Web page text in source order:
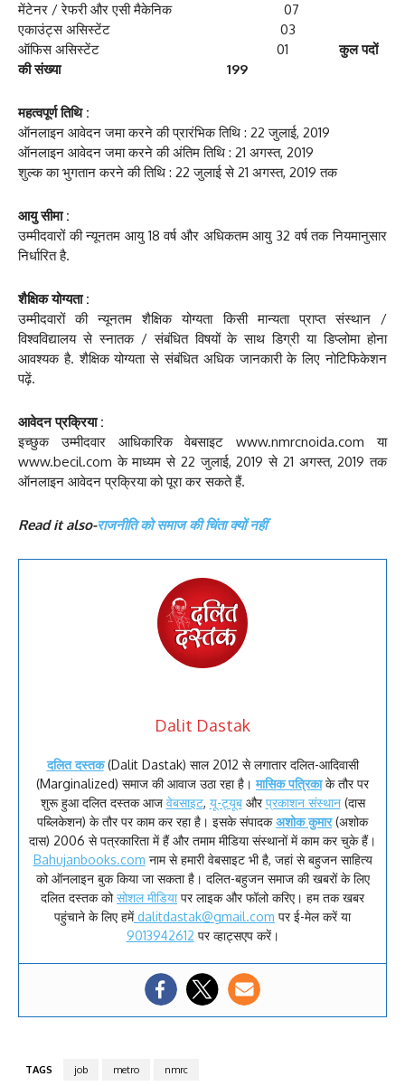
मेंटेनर / रेफरी और एसी मैकेनिक 07
एकाउंट्स असिस्टेंट 03
ऑफिस असिस्टेंट 01कुल पदों
की संख्या
199
महत्वपूर्ण तिथि :
ऑनलाइन आवेदन जमा करने की प्रारंभिक तिथि : 22 जुलाई, 2019
ऑनलाइन आवेदन जमा करने की अंतिम तिथि : 21 अगस्त, 2019
शुल्क का भुगतान करने की तिथि : 22 जुलाई से 21 अगस्त, 2019 तक
आयु सीमा :
उम्मीदवारों की न्यूनतम आयु 18 वर्ष और अधिकतम आयु 32 वर्ष तक नियमानुसार
निर्धारित है.
शैक्षिक योग्यता :
उम्मीदवारों की न्यूनतम शैक्षिक योग्यता किसी मान्यता प्राप्त संस्थान /
विश्वविद्यालय से स्नातक / संबंधित विषयों के साथ डिग्री या डिप्लोमा होना
आवश्यक है. शैक्षिक योग्यता से संबंधित अधिक जानकारी के लिए नोटिफिकेशन
पढ़ें.
आवेदन प्रक्रिया :
इच्छुक उम्मीदवार आधिकारिक वेबसाइट www.nmrcnoida.com या
www.becil.com के माध्यम से 22 जुलाई, 2019 से 21 अगस्त, 2019 तक
ऑनलाइन आवेदन प्रक्रिया को पूरा कर सकते हैं.
Read it also-राजनीति को समाज की चिंता क्यों नहीं
Dalit Dastak
दलित दस्तक (Dalit Dastak) साल 2012 से लगातार दलित-आदिवासी
(Marginalized) समाज की आवाज उठा रहा है।मासिक पत्रिकाके तौर पर
शुरू हुआ दलित दस्तक आज वेबसाइट, यू-ट्यूबऔरप्रकाशन संस्थान(दास
पब्लिकेशन) के तौर पर काम कर रहा है। इसके संपादक अशोक कुमार (अशोक
दास) 2006 से पत्रकारिता में हैं और तमाम मीडिया संस्थानों में काम कर चुके हैं।
Bahujanbooks.com नाम से हमारी वेबसाइट भी है, जहां से बहुजन साहित्य
को ऑनलाइन बुक किया जा सकता है। दलित-बहुजन समाज की खबरों के लिए
दलित दस्तक कोसोशल मीडियापर लाइक और फॉलो करिए। हम तक खबर
पहुंचाने के लिए हमेंdalitdastak@gmail.com पर ई-मेल करें या
9013942612 पर व्हाट्सएप करें।
TAGS job metro nmrc